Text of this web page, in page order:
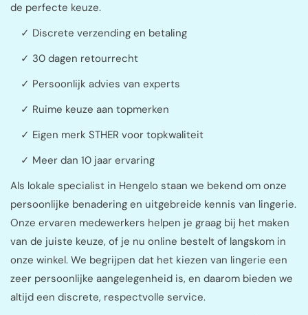
de perfecte keuze.
✓ Discrete verzending en betaling
✓ 30 dagen retourrecht
✓ Persoonlijk advies van experts
✓ Ruime keuze aan topmerken
✓ Eigen merk STHER voor topkwaliteit
✓ Meer dan 10 jaar ervaring
Als lokale specialist in Hengelo staan we bekend om onze
persoonlijke benadering en uitgebreide kennis van lingerie.
Onze ervaren medewerkers helpen je graag bij het maken
van de juiste keuze, of je nu online bestelt of langskom in
onze winkel. We begrijpen dat het kiezen van lingerie een
zeer persoonlijke aangelegenheid is, en daarom bieden we
altijd een discrete, respectvolle service.